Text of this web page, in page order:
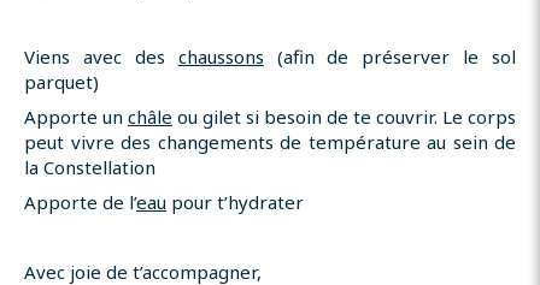
Viens avec des chaussons (afin de préserver le sol
parquet)
Apporte un châle ou gilet si besoin de te couvrir. Le corps
peut vivre des changements de température au sein de
la Constellation
Apporte de l’eau pour t’hydrater
Avec joie de t’accompagner,